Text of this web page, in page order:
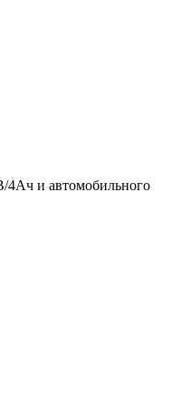
4Ач и автомобильного